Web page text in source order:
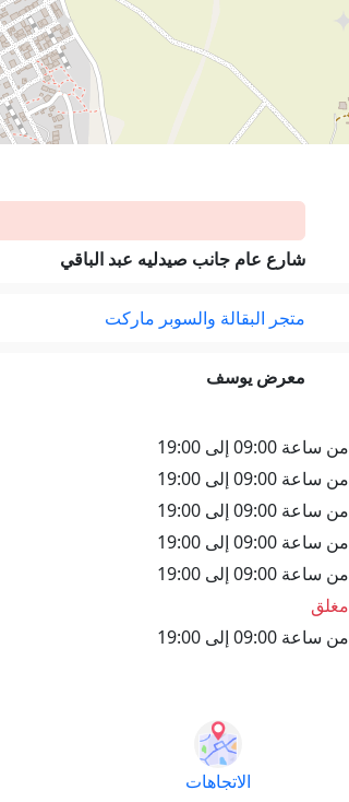
شارع عام جانب صيدليه عبد الباقي
متجر البقالة والسوبر ماركت
معرض يوسف
من ساعة 09:00 إلى 19:00
من ساعة 09:00 إلى 19:00
من ساعة 09:00 إلى 19:00
من ساعة 09:00 إلى 19:00
من ساعة 09:00 إلى 19:00
مغلق
من ساعة 09:00 إلى 19:00
الاتجاهات